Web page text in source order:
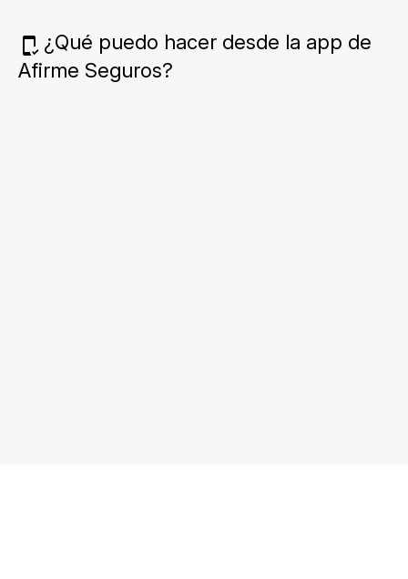
¿Qué puedo hacer desde la app de
Afirme Seguros?